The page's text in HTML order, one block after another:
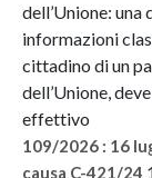
dell’Unione:
informazioni
cittadino di un
dell’Unione,
effettivo
109/2026 : 16
causa C-421/24